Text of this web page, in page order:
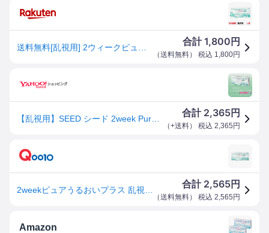
合計1,800 円
（送料無料） 税込 1,800円
合計 2,365円
（+送料） 税込 2,365 円
合計 2,565円
（送料無料） 税込 2,565 円
Amazon